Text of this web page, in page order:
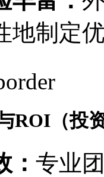
地制定
ROI（投
： 专业